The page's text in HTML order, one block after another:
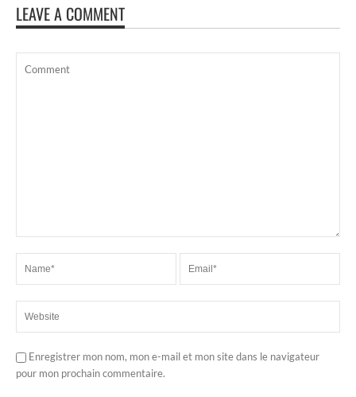
LEAVE A COMMENT
Enregistrer mon nom, mon e-mail et mon site dans le navigateur
pour mon prochain commentaire.